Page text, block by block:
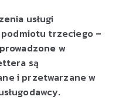
usługi
podmiotu trzeciego –
w
są
i przetwarzane w